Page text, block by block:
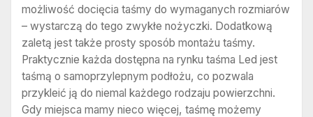
możliwość docięcia taśmy do wymaganych rozmiarów
– wystarczą do tego zwykłe nożyczki. Dodatkową
zaletą jest także prosty sposób montażu taśmy.
Praktycznie każda dostępna na rynku taśma Led jest
taśmą o samoprzylepnym podłożu, co pozwala
przykleić ją do niemal każdego rodzaju powierzchni.
Gdy miejsca mamy nieco więcej, taśmę możemy